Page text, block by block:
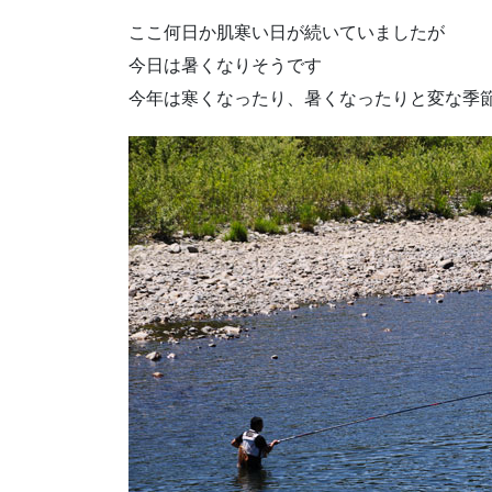
ここ何日か肌寒い日が続いていましたが
今日は暑くなりそうです
今年は寒くなったり、暑くなったりと変な季